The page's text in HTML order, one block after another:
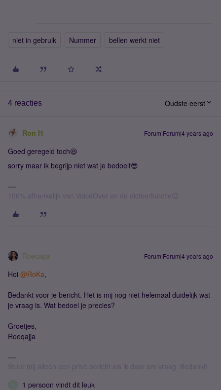
niet in gebruik Nummer bellen werkt niet
4 reacties Oudste eerst
Ron H Forum|Forum|4 years ago
Goed geregeld toch😆
sorry maar ik begrijp niet wat je bedoelt😎
100% afhankelijk van VoiceOver en de dicteerfunctie😉
Roeqajja Forum|Forum|4 years ago
Hoi @RoKa,
Bedankt voor je bericht. Het is mij nog niet helemaal duidelijk wat
je vraag is. Wat bedoel je precies?
Groetjes,
Roeqajja
Stuur mij alleen een privé bericht als ik daar om vraag. Bedankt!
1 persoon vindt dit leuk